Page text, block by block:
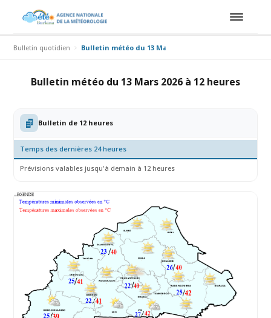
Bulletin quotidien Bulletin météo du 13 Mars 2026 à 12 heures
Bulletin météo du 13 Mars 2026 à 12 heures
Bulletin de 12 heures
Temps des dernières 24 heures
Prévisions valables jusqu'à demain à 12 heures